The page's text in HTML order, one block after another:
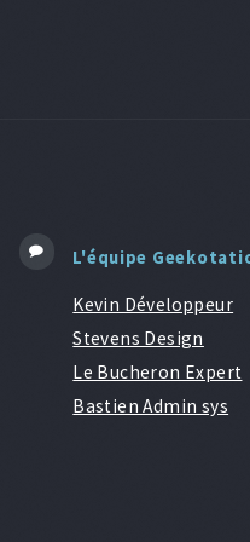
L'équipe
Kevin Développeur
Stevens Design
Le Bucheron Expert
Bastien Admin sys